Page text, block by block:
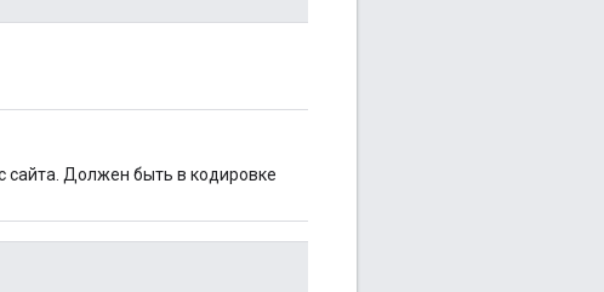
сайта. Должен быть в кодировке